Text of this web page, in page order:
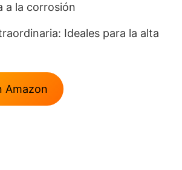
a la corrosión
Ideales para la alta
Amazon